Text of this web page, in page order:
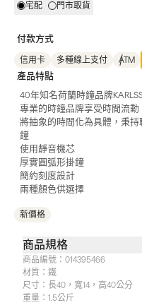
宅配 門市取貨
付款方式
信用卡 多種線上支付 ATM
產品特點
40年知名荷蘭時鐘品牌
專業的時鐘品牌享受時間流
將抽象的時間化為具體，秉
鐘
使用靜音機芯
厚實圓弧形掛鐘
簡約刻度設計
兩種顏色供選擇
新價格
商品規格
商品編號： 014395466
材質： 鐵
尺寸： 長40，寬14，高40公分
重量： 1.5公斤